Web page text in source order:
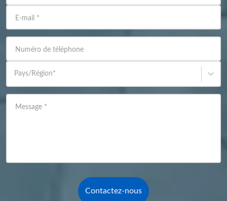
E-mail *
Numéro de téléphone
Pays/Région*
Message *
Contactez-nous